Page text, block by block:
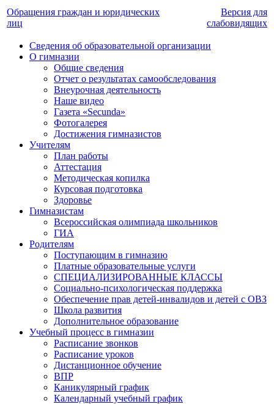
Обращения граждан и юридических
лиц
Версия для
слабовидящих
Сведения об образовательной организации
О гимназии
Общие сведения
Отчет о результатах самообследования
Внеурочная деятельность
Наше видео
Газета «Secunda»
Фотогалерея
Достижения гимназистов
Учителям
План работы
Аттестация
Методическая копилка
Курсовая подготовка
Здоровье
Гимназистам
Всероссийская олимпиада школьников
ГИА
Родителям
Поступающим в гимназию
Платные образовательные услуги
СПЕЦИАЛИЗИРОВАННЫЕ КЛАССЫ
Социально-психологическая поддержка
Обеспечение прав детей-инвалидов и детей с ОВЗ
Школа развития
Дополнительное образование
Учебный процесс в гимназии
Расписание звонков
Расписание уроков
Дистанционное обучение
ВПР
Каникулярный график
Календарный учебный график